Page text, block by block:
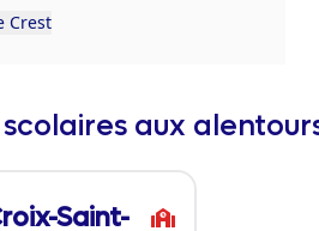
Crest
aux
Saint-